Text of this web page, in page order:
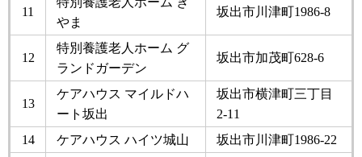
11
やま
坂出市川津町1986-8
12
特別養護老人ホーム グ
ランドガーデン
坂出市加茂町628-6
13
ケアハウス マイルドハ
ート坂出
坂出市横津町三丁目
2-11
14
ケアハウス ハイツ城山 坂出市川津町1986-22